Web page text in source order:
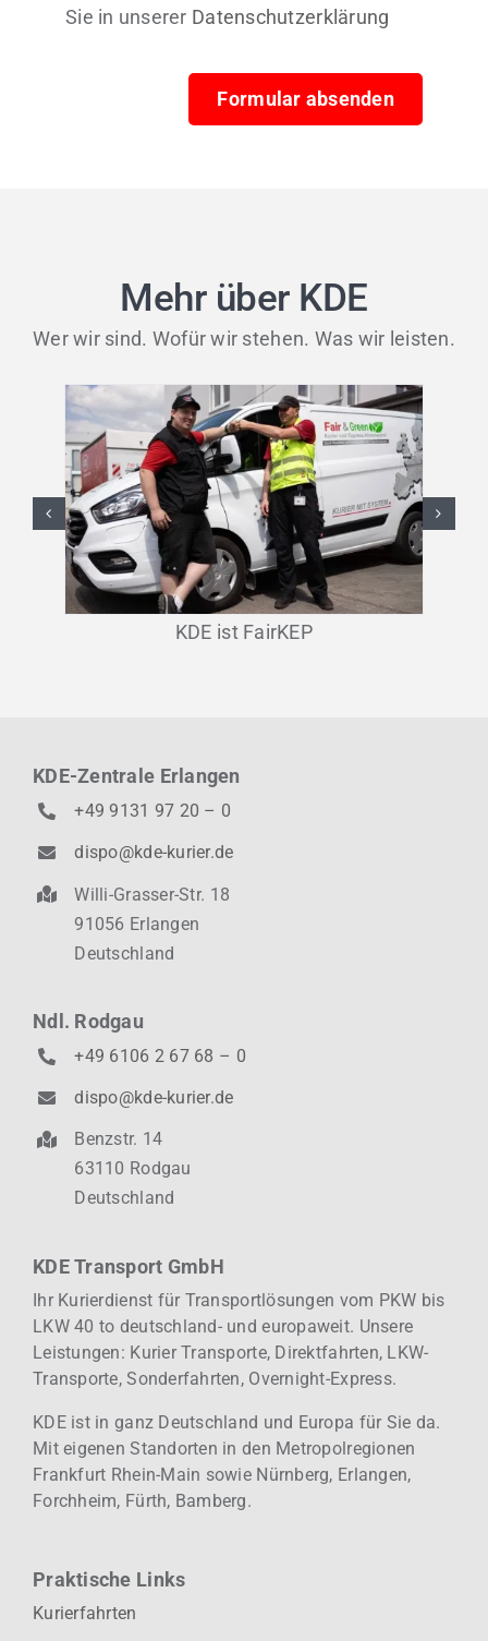
Sie in unserer Datenschutzerklärung
Formular absenden
Mehr über KDE
Wer wir sind. Wofür wir stehen. Was wir leisten.
KDE ist FairKEP
KDE-Zentrale Erlangen
+49 9131 97 20 – 0
dispo@kde-kurier.de
Willi-Grasser-Str. 18
91056 Erlangen
Deutschland
Ndl. Rodgau
+49 6106 2 67 68 – 0
dispo@kde-kurier.de
Benzstr. 14
63110 Rodgau
Deutschland
KDE Transport GmbH
Ihr Kurierdienst für Transportlösungen vom PKW bis
LKW 40 to deutschland- und europaweit. Unsere
Leistungen: KurierTransporte, Direktfahrten, LKW-
Transporte, Sonderfahrten, Overnight-Express.
KDE ist in ganz Deutschland und Europa für Sie da.
Mit eigenen Standorten in den Metropolregionen
Frankfurt Rhein-Main sowie Nürnberg, Erlangen,
Forchheim, Fürth, Bamberg.
Praktische Links
Kurierfahrten